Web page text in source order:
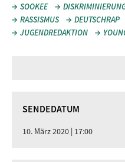
SOOKEE
RASSISMUS
DEUTSCHRAP
JUGENDREDAKTION
SENDEDATUM
10. März 2020 | 17:00